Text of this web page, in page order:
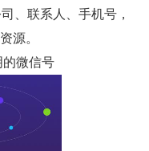
、联系人、手机号，
源。
的微信号